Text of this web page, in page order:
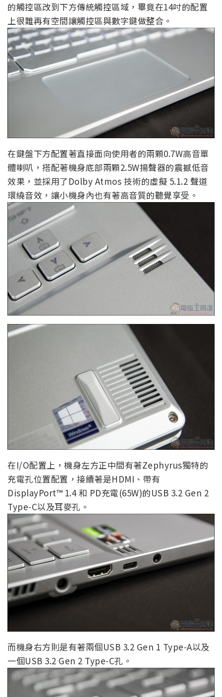
的觸控區改到下方傳統觸控區域，畢竟在14吋的配置
上很難再有空間讓觸控區與數字鍵做整合。
在鍵盤下方配置著直接面向使用者的兩顆0.7W高音單
體喇叭，搭配著機身底部兩顆2.5W揚聲器的震撼低音
效果，並採用了Dolby Atmos 技術的虛擬 5.1.2 聲道
環繞音效，讓小機身內也有著高音質的聽覺享受。
在I/O配置上，機身左方正中間有著Zephyrus獨特的
充電孔位置配置，接續著是HDMI、帶有
DisplayPort™ 1.4 和 PD充電(65W)的USB 3.2 Gen 2
Type-C以及耳麥孔。
而機身右方則是有著兩個USB 3.2 Gen 1 Type-A以及
一個USB 3.2 Gen 2 Type-C孔。